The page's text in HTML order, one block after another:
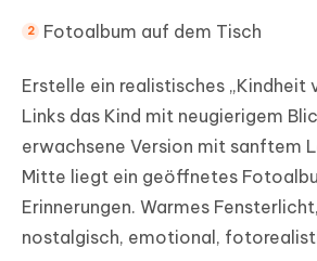
Fotoalbum auf dem Tisch
Erstelle ein realistisches „Kindheit
Links das Kind mit neugierigem
erwachsene Version mit sanftem
Mitte liegt ein geöffnetes
Erinnerungen. Warmes
nostalgisch, emotional,